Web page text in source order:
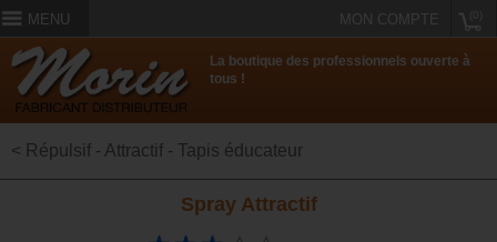
MENU MON COMPTE
La boutique des professionnels ouverte à
tous !
< Répulsif - Attractif - Tapis éducateur
Spray Attractif